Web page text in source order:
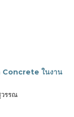
Concrete ในงาน
วรรณ